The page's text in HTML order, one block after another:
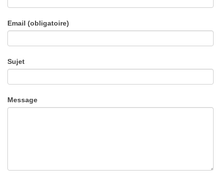
Email (obligatoire)
Sujet
Message